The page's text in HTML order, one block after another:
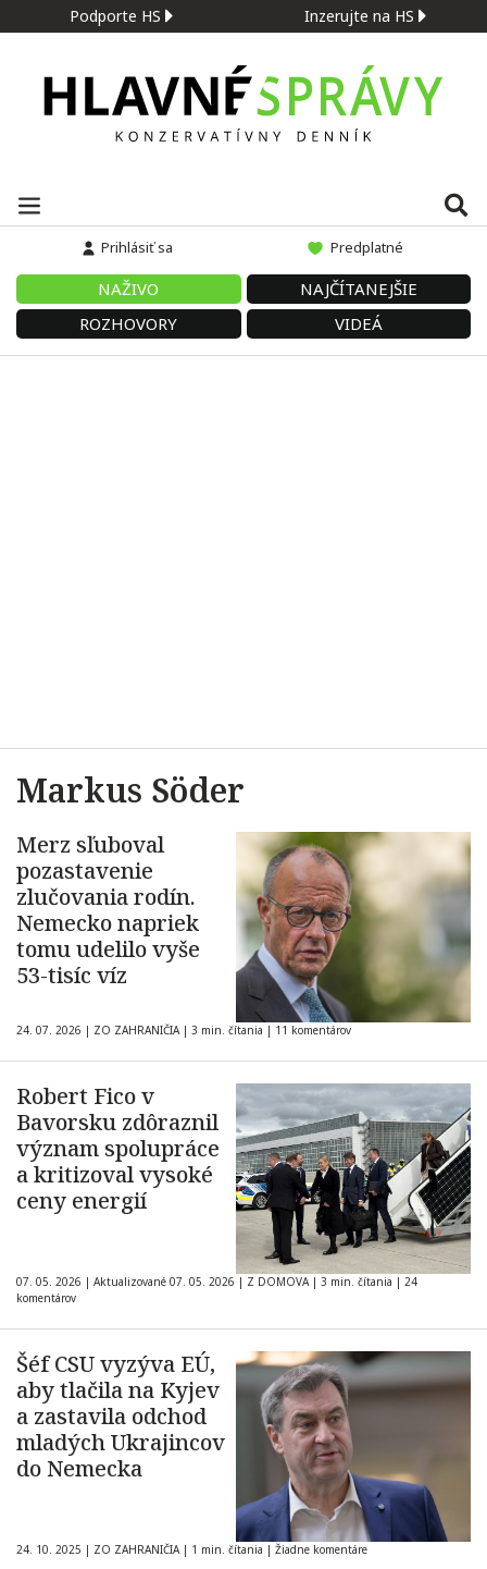
Podporte HS Inzerujte na HS
Prihlásiť sa Predplatné
NAŽIVO
NAJČÍTANEJŠIE
ROZHOVORY
VIDEÁ
Markus Söder
Merz sľuboval
pozastavenie
zlučovania rodín.
Nemecko napriek
tomu udelilo vyše
53-tisíc víz
24. 07. 2026 | ZO ZAHRANIČIA | 3 min. čítania | 11 komentárov
Robert Fico v
Bavorsku zdôraznil
význam spolupráce
a kritizoval vysoké
ceny energií
07. 05. 2026 | Aktualizované 07. 05. 2026 | Z DOMOVA | 3 min. čítania | 24
komentárov
Šéf CSU vyzýva EÚ,
aby tlačila na Kyjev
a zastavila odchod
mladých Ukrajincov
do Nemecka
24. 10. 2025 | ZO ZAHRANIČIA | 1 min. čítania | Žiadne komentáre